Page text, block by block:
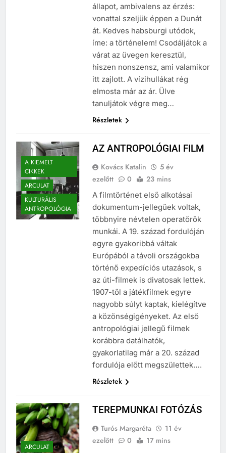
felfelé folynak. Tudathasadásos
állapot, ambivalens az érzés:
vonattal szeljük éppen a Dunát
át. Kedves habsburgi utódok,
íme: a történelem! Csodáljátok a
várat az üvegen keresztül,
hiszen nonszensz, ami valamikor
itt zajlott. A vízihullákat rég
elmosta már az ár. Ülve
A KIEMELT
CIKKEK
ARCULAT
KULTURÁLIS
ANTROPOLÓGIA
Kovács Katalin
5 év
A filmtörténet első alkotásai
dokumentum-jellegűek voltak,
többnyire névtelen operatőrök
munkái. A 19. század fordulóján
egyre gyakoribbá váltak
Európából a távoli országokba
történő expedíciós utazások, s
az úti-filmek is divatosak lettek.
1907-től a játékfilmek egyre
nagyobb súlyt kaptak, kielégítve
a közönségigényeket. Az első
antropológiai jellegű filmek
korábbra datálhatók,
gyakorlatilag már a 20. század
Turós Margaréta
11 év